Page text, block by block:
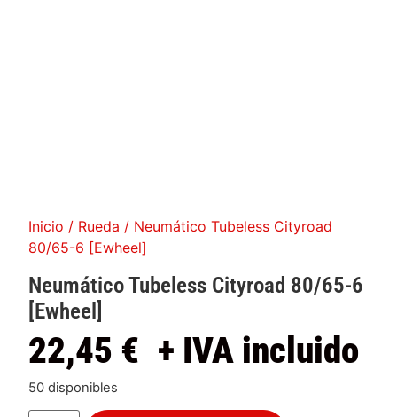
Inicio / Rueda / Neumático Tubeless Cityroad
80/65-6 [Ewheel]
Neumático Tubeless Cityroad 80/65-6
[Ewheel]
22,45 € + IVA incluido
50 disponibles